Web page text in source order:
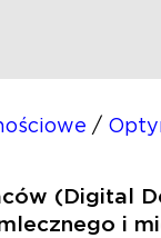
/
(Digital
i